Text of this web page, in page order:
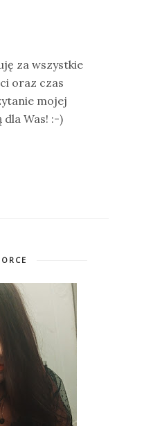
za wszystkie
oraz czas
mojej
Was! :-)